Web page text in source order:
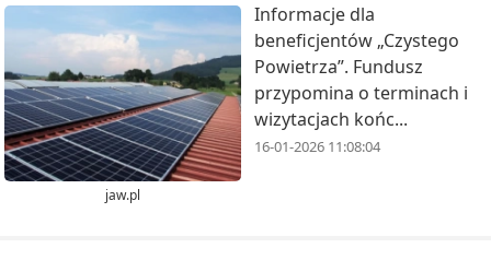
jaw.pl
Informacje dla
beneficjentów „Czystego
Powietrza”. Fundusz
przypomina o terminach i
wizytacjach końc...
16-01-2026 11:08:04